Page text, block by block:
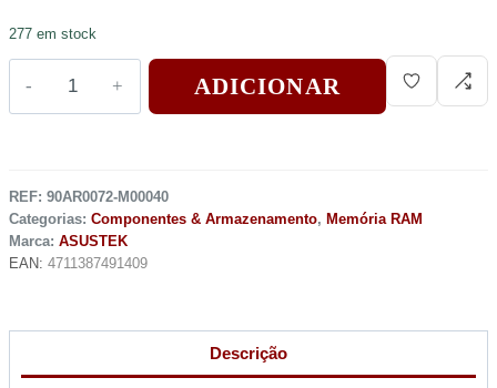
277 em stock
ADICIONAR
REF: 90AR0072-M00040
Categorias: Componentes & Armazenamento, Memória RAM
Marca: ASUSTEK
EAN: 4711387491409
Descrição